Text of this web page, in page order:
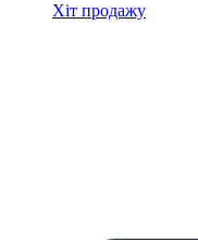
Хіт продажу